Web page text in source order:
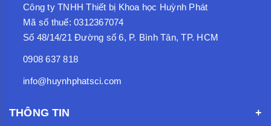
Công ty TNHH Thiết bị Khoa học Huỳnh Phát
Mã số thuế: 0312367074
Số 48/14/21 Đường số 6, P. Bình Tân, TP. HCM
0908 637 818
info@huynhphatsci.com
THÔNG TIN